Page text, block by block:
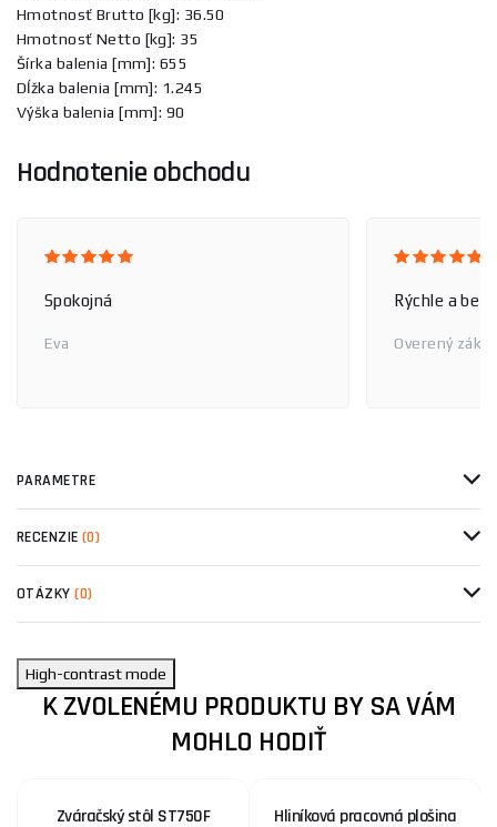
Hmotnosť Brutto [kg]: 36.50
Hmotnosť Netto [kg]: 35
Šírka balenia [mm]: 655
Dĺžka balenia [mm]: 1.245
Výška balenia [mm]: 90
Hodnotenie obchodu
Spokojná
Eva
Rýchle a
Overený
PARAMETRE
RECENZIE (0)
OTÁZKY(0)
High-contrast mode
K ZVOLENÉMU PRODUKTU BY SA VÁM
MOHLO HODIŤ
Zváračský stôl ST750F Hliníková pracovná plošina